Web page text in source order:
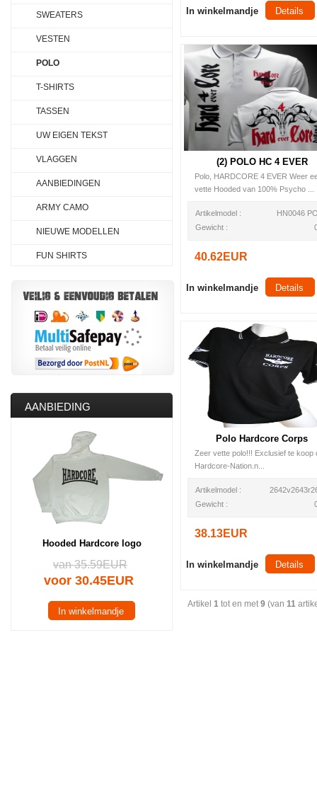
In winkelmandje Details
(2) POLO HC 4 EVER
Polo, HARDCORE 4 EVER Weer
vette Hooded van 100% Psycho ...
Artikelmodel :
HN0046
Gewicht :
40.62EUR
In winkelmandje Details
Polo Hardcore Corps
Zeer vette polo!!! Exclusief te koop
Hardcore-Nation.n...
Artikelmodel :
Gewicht :
38.13EUR
In winkelmandje Details
Artikel 1 tot en met9 (van 11
SWEATERS
VESTEN
POLO
T-SHIRTS
TASSEN
UW EIGEN TEKST
VLAGGEN
AANBIEDINGEN
ARMY CAMO
NIEUWE MODELLEN
FUN SHIRTS
AANBIEDING
Hooded Hardcore logo
van 35.59EUR
voor 30.45EUR
In winkelmandje